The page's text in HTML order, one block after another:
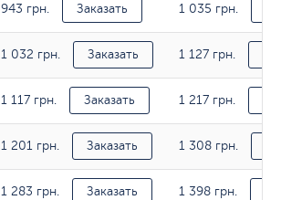
943 грн. Заказать 1 035 грн.
1 032 грн. Заказать 1 127 грн.
1 117 грн. Заказать 1 217 грн.
1 201 грн. Заказать 1 308 грн.
1 283 грн. Заказать 1 398 грн.